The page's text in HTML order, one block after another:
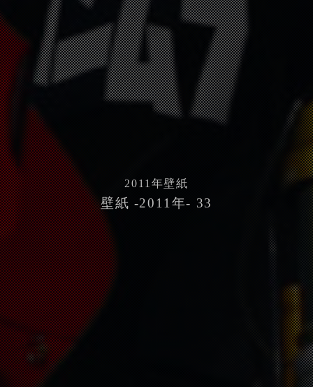
2011 年壁紙
壁紙 -2011年- 33